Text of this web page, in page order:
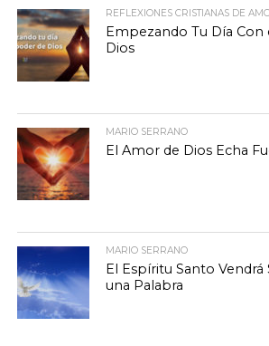
REFLEXIONES CRISTIANAS DE
Empezando Tu Día Con
Dios
MARIO SERRANO
El Amor de Dios Echa
MARIO SERRANO
El Espíritu Santo Vendrá
una Palabra